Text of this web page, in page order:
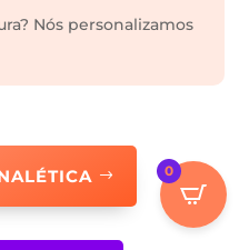
Nós personalizamos
0